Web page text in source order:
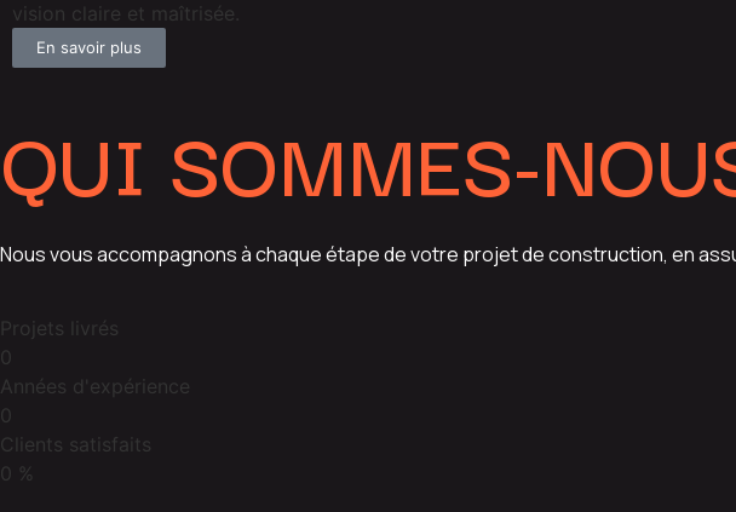
vision claire et maîtrisée.
En savoir plus
QUI SOMMES-
Nous vous accompagnons à chaque étape de votre projet de construction, en
Projets livrés
0
Années d'expérience
0
Clients satisfaits
0 %